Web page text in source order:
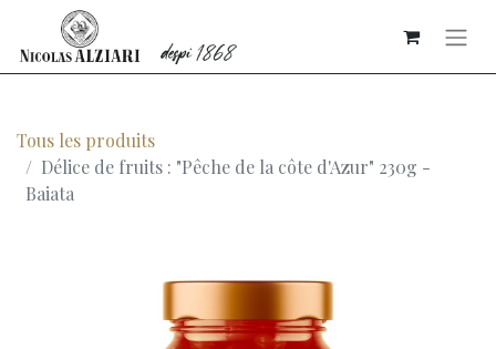
Tous les produits
Délice de fruits : "Pêche de la côte d'Azur" 230g -
Baiata